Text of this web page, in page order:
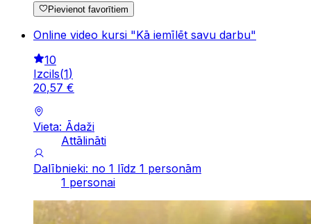
Pievienot favorītiem
Online video kursi "Kā iemīlēt savu darbu"
10
Izcils(1)
20,57 €
Vieta: Ādaži
Attālināti
Dalībnieki: no 1 līdz 1 personām
1 personai